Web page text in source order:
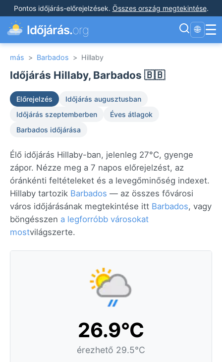
Pontos időjárás-előrejelzések. Összes ország megtekintése.
Időjárás.org 🌐 ☰
más > Barbados > Hillaby
Időjárás Hillaby, Barbados 🇧🇧
Előrejelzés
Időjárás augusztusban
Időjárás szeptemberben
Éves átlagok
Barbados időjárása
Élő időjárás Hillaby-ban, jelenleg 27°C, gyenge
zápor. Nézze meg a 7 napos előrejelzést, az
óránkénti feltételeket és a levegőminőség indexet.
Hillaby tartozik Barbados — az összes fővárosi
város időjárásának megtekintése itt Barbados, vagy
böngésszen a legforróbb városokat
mostvilágszerte.
26.9°C
érezhető 29.5°C